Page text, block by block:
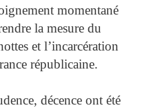
momentané
la mesure du
et l’incarcération
républicaine.
décence ont été